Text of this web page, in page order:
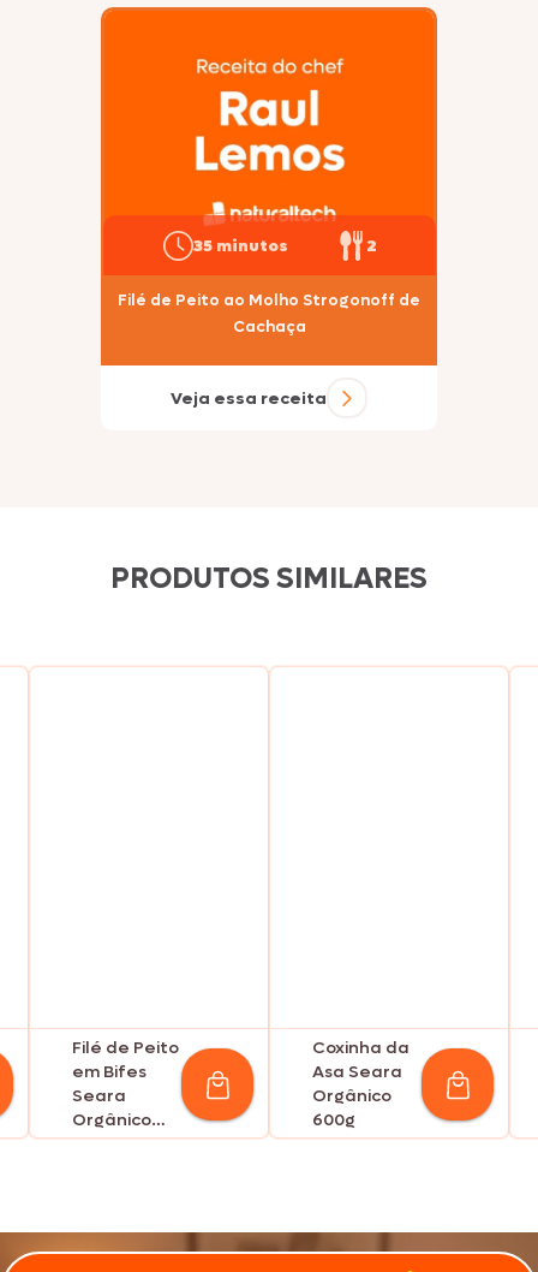
35 minutos 2
Filé de Peito ao Molho Strogonoff de
Cachaça
Veja essa receita
PRODUTOS SIMILARES
Filé de Peito
em Bifes
Seara
Orgânico
600g
Coxinha da
Asa Seara
Orgânico
600g